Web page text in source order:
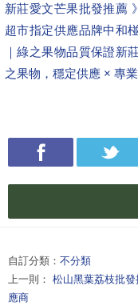
新莊愛文芒果批發推薦
超市指定供應品牌中和
｜綠之果物品質保證新
之果物，穩定供應 × 專
自訂分類： 不分類
上一則： 松山黑葉荔枝批
應商